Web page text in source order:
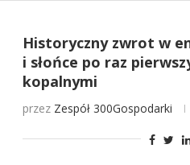
Historyczny zwrot w
i słońce po raz
kopalnymi
przez Zespół 300Gospodarki